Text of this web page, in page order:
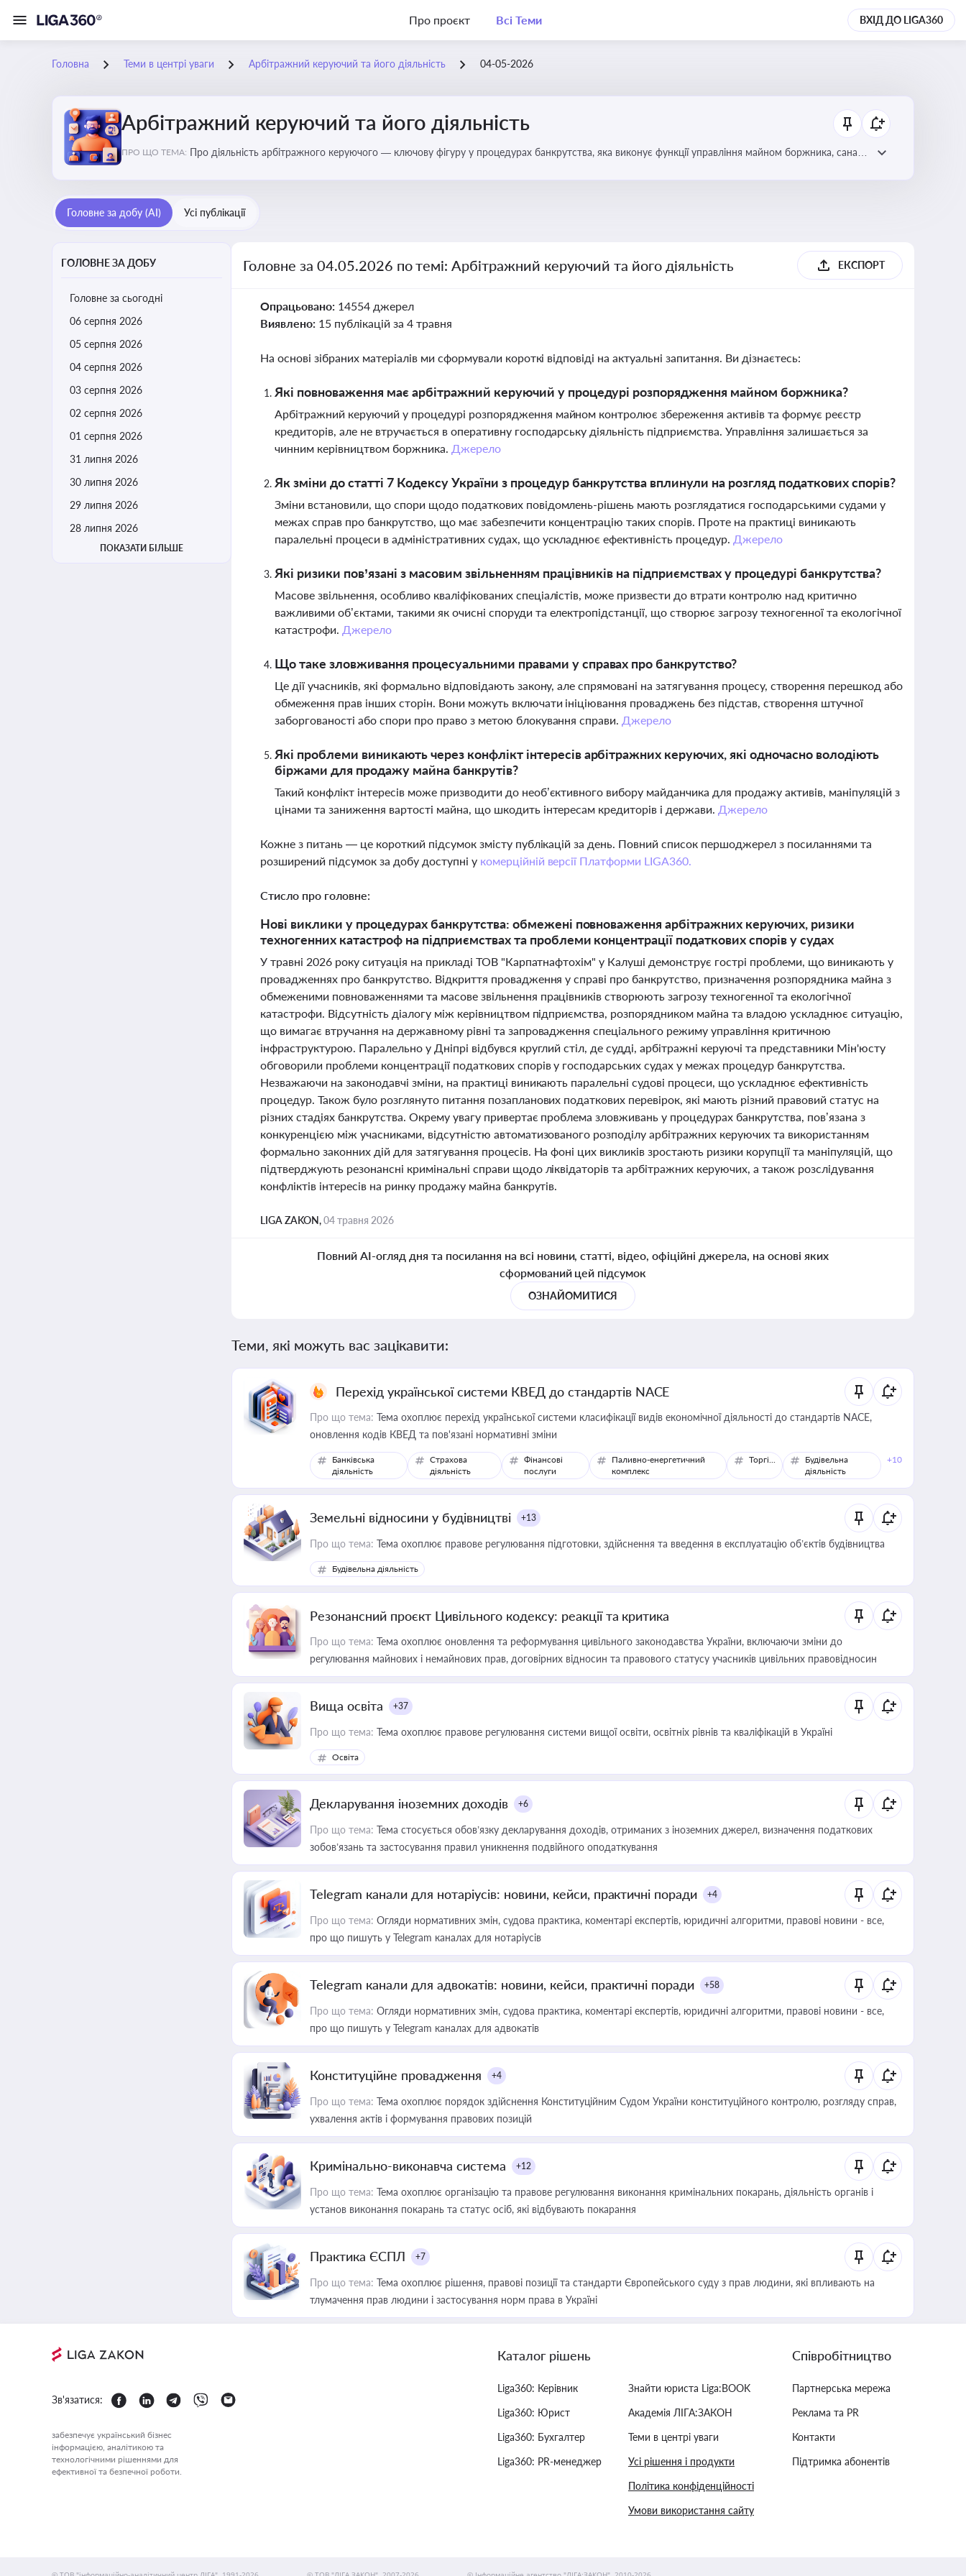
Про проєкт Всі Теми ВХІД ДО LIGA360
Головна Теми в центрі уваги Арбітражний керуючий та його діяльність 04-05-2026
Арбітражний керуючий та його діяльність
ПРО ЩО ТЕМА: Про діяльність арбітражного керуючого — ключову фігуру у процедурах банкрутства, яка виконує функції управління майном боржника, санації
Головне за добу (AI) Усі публікації
ГОЛОВНЕ ЗА ДОБУ
Головне за сьогодні
06 серпня 2026
05 серпня 2026
04 серпня 2026
03 серпня 2026
02 серпня 2026
01 серпня 2026
31 липня 2026
30 липня 2026
29 липня 2026
28 липня 2026
ПОКАЗАТИ БІЛЬШЕ
Головне за 04.05.2026 по темі: Арбітражний керуючий та його діяльність ЕКСПОРТ
Опрацьовано: 14554 джерел
Виявлено: 15 публікацій за 4 травня
На основі зібраних матеріалів ми сформували короткі відповіді на актуальні запитання. Ви дізнаєтесь:
Які повноваження має арбітражний керуючий у процедурі розпорядження майном боржника?
Арбітражний керуючий у процедурі розпорядження майном контролює збереження активів та формує реєстр
кредиторів, але не втручається в оперативну господарську діяльність підприємства. Управління залишається за
чинним керівництвом боржника. Джерело
Як зміни до статті 7 Кодексу України з процедур банкрутства вплинули на розгляд податкових спорів?
Зміни встановили, що спори щодо податкових повідомлень-рішень мають розглядатися господарськими судами у
межах справ про банкрутство, що має забезпечити концентрацію таких спорів. Проте на практиці виникають
паралельні процеси в адміністративних судах, що ускладнює ефективність процедур. Джерело
Які ризики пов’язані з масовим звільненням працівників на підприємствах у процедурі банкрутства?
Масове звільнення, особливо кваліфікованих спеціалістів, може призвести до втрати контролю над критично
важливими об’єктами, такими як очисні споруди та електропідстанції, що створює загрозу техногенної та екологічної
катастрофи. Джерело
Що таке зловживання процесуальними правами у справах про банкрутство?
Це дії учасників, які формально відповідають закону, але спрямовані на затягування процесу, створення перешкод або
обмеження прав інших сторін. Вони можуть включати ініціювання проваджень без підстав, створення штучної
заборгованості або спори про право з метою блокування справи. Джерело
Які проблеми виникають через конфлікт інтересів арбітражних керуючих, які одночасно володіють
біржами для продажу майна банкрутів?
Такий конфлікт інтересів може призводити до необ’єктивного вибору майданчика для продажу активів, маніпуляцій з
цінами та заниження вартості майна, що шкодить інтересам кредиторів і держави. Джерело
Кожне з питань — це короткий підсумок змісту публікацій за день. Повний список першоджерел з посиланнями та
розширений підсумок за добу доступні у комерційній версії Платформи LIGA360.
Стисло про головне:
Нові виклики у процедурах банкрутства: обмежені повноваження арбітражних керуючих, ризики
техногенних катастроф на підприємствах та проблеми концентрації податкових спорів у судах
У травні 2026 року ситуація на прикладі ТОВ "Карпатнафтохім" у Калуші демонструє гострі проблеми, що виникають у
провадженнях про банкрутство. Відкриття провадження у справі про банкрутство, призначення розпорядника майна з
обмеженими повноваженнями та масове звільнення працівників створюють загрозу техногенної та екологічної
катастрофи. Відсутність діалогу між керівництвом підприємства, розпорядником майна та владою ускладнює ситуацію,
що вимагає втручання на державному рівні та запровадження спеціального режиму управління критичною
інфраструктурою. Паралельно у Дніпрі відбувся круглий стіл, де судді, арбітражні керуючі та представники Мін'юсту
обговорили проблеми концентрації податкових спорів у господарських судах у межах процедур банкрутства.
Незважаючи на законодавчі зміни, на практиці виникають паралельні судові процеси, що ускладнює ефективність
процедур. Також було розглянуто питання позапланових податкових перевірок, які мають різний правовий статус на
різних стадіях банкрутства. Окрему увагу привертає проблема зловживань у процедурах банкрутства, пов’язана з
конкуренцією між учасниками, відсутністю автоматизованого розподілу арбітражних керуючих та використанням
формально законних дій для затягування процесів. На фоні цих викликів зростають ризики корупції та маніпуляцій, що
підтверджують резонансні кримінальні справи щодо ліквідаторів та арбітражних керуючих, а також розслідування
конфліктів інтересів на ринку продажу майна банкрутів.
LIGA ZAKON,04 травня 2026
Повний AI-огляд дня та посилання на всі новини, статті, відео, офіційні джерела, на основі яких
сформований цей підсумок
ОЗНАЙОМИТИСЯ
Теми, які можуть вас зацікавити:
Перехід української системи КВЕД до стандартів NACE
Про що тема: Тема охоплює перехід української системи класифікації видів економічної діяльності до стандартів NACE,
оновлення кодів КВЕД та пов'язані нормативні зміни
Банківська
діяльність
Страхова
діяльність
Фінансові
послуги
Паливно-енергетичний
комплекс
Торгівля
Будівельна
діяльність
+10
Земельні відносини у будівництві +13
Про що тема: Тема охоплює правове регулювання підготовки, здійснення та введення в експлуатацію об’єктів будівництва
Будівельна діяльність
Резонансний проєкт Цивільного кодексу: реакції та критика
Про що тема: Тема охоплює оновлення та реформування цивільного законодавства України, включаючи зміни до
регулювання майнових і немайнових прав, договірних відносин та правового статусу учасників цивільних правовідносин
Вища освіта +37
Про що тема: Тема охоплює правове регулювання системи вищої освіти, освітніх рівнів та кваліфікацій в Україні
Освіта
Декларування іноземних доходів +6
Про що тема: Тема стосується обов’язку декларування доходів, отриманих з іноземних джерел, визначення податкових
зобов’язань та застосування правил уникнення подвійного оподаткування
Telegram канали для нотаріусів: новини, кейси, практичні поради +4
Про що тема: Огляди нормативних змін, судова практика, коментарі експертів, юридичні алгоритми, правові новини - все,
про що пишуть у Telegram каналах для нотаріусів
Telegram канали для адвокатів: новини, кейси, практичні поради +58
Про що тема: Огляди нормативних змін, судова практика, коментарі експертів, юридичні алгоритми, правові новини - все,
про що пишуть у Telegram каналах для адвокатів
Конституційне провадження +4
Про що тема: Тема охоплює порядок здійснення Конституційним Судом України конституційного контролю, розгляду справ,
ухвалення актів і формування правових позицій
Кримінально-виконавча система +12
Про що тема: Тема охоплює організацію та правове регулювання виконання кримінальних покарань, діяльність органів і
установ виконання покарань та статус осіб, які відбувають покарання
Практика ЄСПЛ +7
Про що тема: Тема охоплює рішення, правові позиції та стандарти Європейського суду з прав людини, які впливають на
тлумачення прав людини і застосування норм права в Україні
Зв'язатися:
забезпечує український бізнес
інформацією, аналітикою та
технологічними рішеннями для
ефективної та безпечної роботи.
Каталог рішень
Liga360: Керівник
Liga360: Юрист
Liga360: Бухгалтер
Liga360: PR-менеджер
Знайти юриста Liga:BOOK
Академія ЛІГА:ЗАКОН
Теми в центрі уваги
Усі рішення і продукти
Політика конфіденційності
Умови використання сайту
Співробітництво
Партнерська мережа
Реклама та PR
Контакти
Підтримка абонентів